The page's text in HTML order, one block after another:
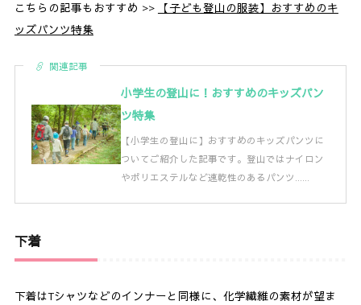
こちらの記事もおすすめ >>
【子ども登山の服装】おすすめのキ
ッズパンツ特集
関連記事
小学生の登山に！おすすめのキッズパン
ツ特集
【小学生の登山に】おすすめのキッズパンツに
ついてご紹介した記事です。登山ではナイロン
やポリエステルなど速乾性のあるパンツ……
下着
下着はTシャツなどのインナーと同様に、化学繊維の素材が望ま